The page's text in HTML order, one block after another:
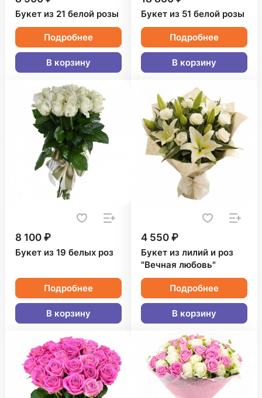
Букет из 21 белой розы
Подробнее
В корзину
Букет из 51 белой розы
Подробнее
В корзину
8 100 ₽
Букет из 19 белых роз
Подробнее
В корзину
4 550 ₽
Букет из лилий и роз
"Вечная любовь"
Подробнее
В корзину